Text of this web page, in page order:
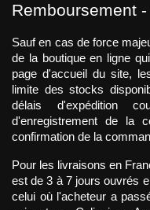
Remboursement
Sauf en cas de force
de la boutique en ligne
page d'accueil du site,
limite des stocks
délais d'expédition
d'enregistrement de la
confirmation de la
Pour les livraisons en
est de 3 à 7 jours ouvrés
celui où l'acheteur a